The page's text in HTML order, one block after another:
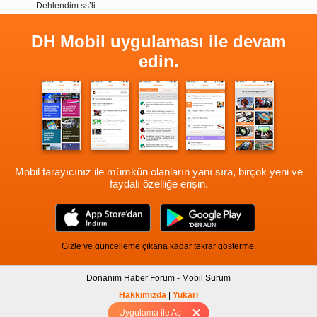
Uygulama ile Aç
Dehlendim ss’li
DH Mobil uygulaması ile devam
edin.
Mobil tarayıcınız ile mümkün olanların yanı sıra, birçok yeni ve
faydalı özelliğe erişin.
Gizle ve güncelleme çıkana kadar tekrar gösterme.
Donanım Haber Forum - Mobil Sürüm
Hakkımızda | Yukarı